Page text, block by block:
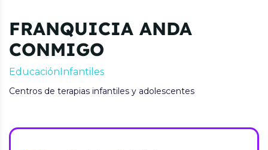
FRANQUICIA ANDA
CONMIGO
EducaciónInfantiles
Centros de terapias infantiles y adolescentes